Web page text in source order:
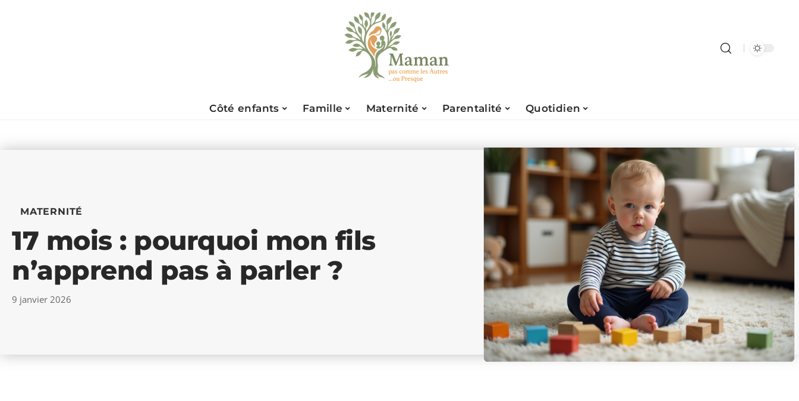
Côté enfants Famille Maternité Parentalité Quotidien
MATERNITÉ
17 mois : pourquoi mon fils
n’apprend pas à parler ?
9 janvier 2026